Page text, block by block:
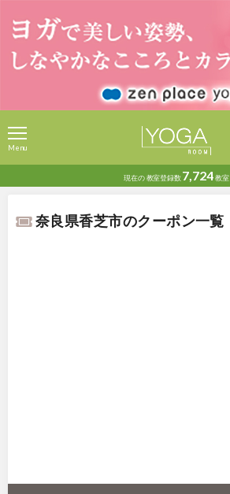
現在の教室登録数 7,724教室
Menu
奈良県香芝市のクーポン一覧